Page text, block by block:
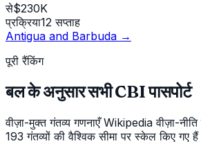
से$230K
प्रक्रिया12 सप्ताह
Antigua and Barbuda →
पूरी रैंकिंग
बल के अनुसार सभी CBI पासपोर्ट
वीज़ा-मुक्त गंतव्य गणनाएँ Wikipedia वीज़ा-
193 गंतव्यों की वैश्विक सीमा पर स्केल किए गए